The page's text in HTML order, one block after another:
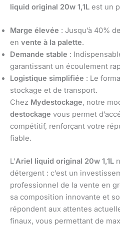
liquid original 20w 1,1L est un
Marge élevée : Jusqu’à 40%
en vente à la palette.
Demande stable :
garantissant un écoulement
Logistique simplifiée : Le
stockage et de transport.
Chez Mydestockage, notre
destockage vous permet
compétitif, renforçant votre
fiable.
L’Ariel liquid original 20w 1,1L
détergent : c’est un
professionnel de la vente en
sa composition innovante et
répondent aux attentes
finaux, vous permettant de